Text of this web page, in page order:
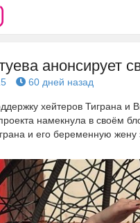
анонсирует
60 дней назад
хейтеров Тиграна и
намекнула в своём
и его беременную жену